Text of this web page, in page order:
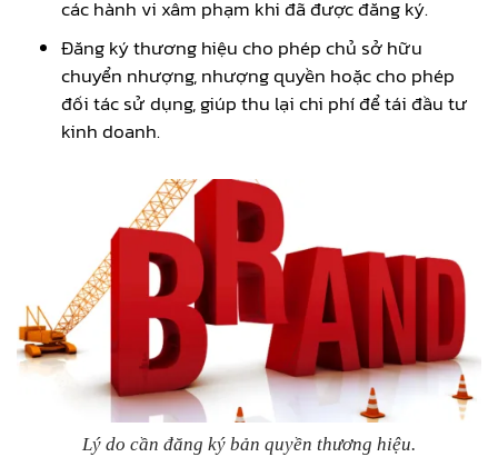
các hành vi xâm phạm khi đã được đăng ký.
Đăng ký thương hiệu cho phép chủ sở hữu
chuyển nhượng, nhượng quyền hoặc cho phép
đối tác sử dụng, giúp thu lại chi phí để tái đầu tư
kinh doanh.
Lý do cần đăng ký bản quyền thương hiệu.